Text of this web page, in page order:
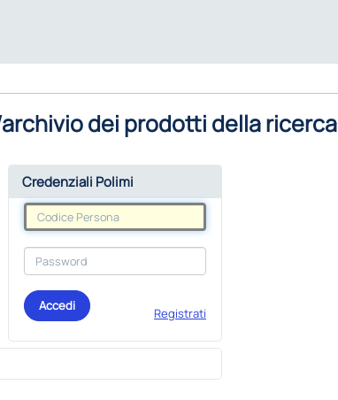
dei prodotti della ricerca
Credenziali Polimi
Accedi
Registrati